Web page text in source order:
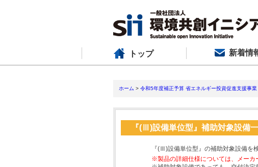
トップ 新着情
ホーム > 令和5年度補正予算 省エネルギー投資促進支援事業
『(Ⅲ)設備単位型』補助対象設備
『(Ⅲ)設備単位型』の補助対象設備を
※製品の詳細仕様については、メーカ